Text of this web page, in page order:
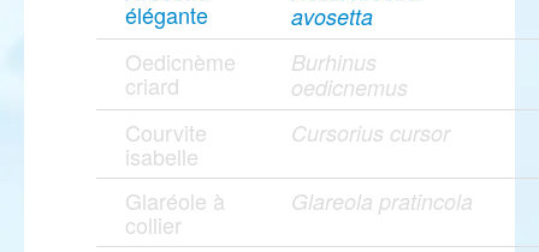
élégante
avosetta
Oedicnème
criard
Burhinus
oedicnemus
Courvite
isabelle
Cursorius cursor
Glaréole à
collier
Glareola pratincola